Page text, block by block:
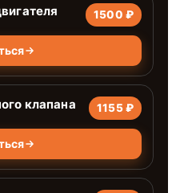
1500 ₽
клапана 1155 ₽